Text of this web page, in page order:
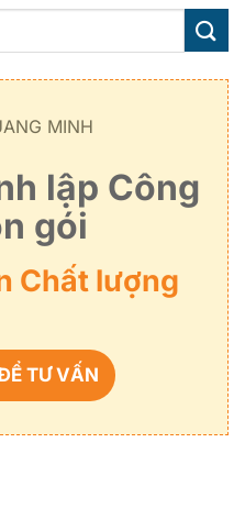
MINH
lập Công
gói
Chất lượng
TƯ VẤN